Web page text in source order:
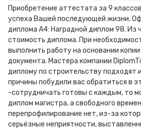
Приобретение аттестата за 9
успеха Вашей последующей жизни.
диплома А4: Наградной диплом 98. Из
стоимость диплома. При
выполнить работу на основании
документа. Мастера компании
диплому по строительству подходят
причины побудили вас обратиться в
-сотрудничать готовы с каждым, то
диплом магистра, а свободного
перепрофилирование нет, из-за
серьёзные неприятности,